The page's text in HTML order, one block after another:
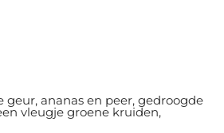
geur, ananas en peer, gedroogde
vleugje groene kruiden,